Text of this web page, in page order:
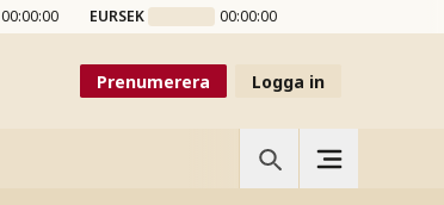
00:00:00 EURSEK 00:00:00
Prenumerera Logga in